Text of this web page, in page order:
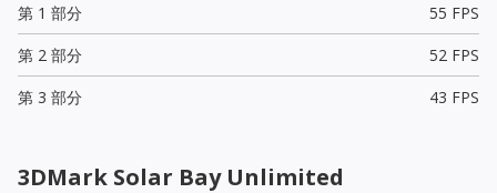
第 1 部分
55 FPS
第 2 部分
52 FPS
第 3 部分
43 FPS
3DMark Solar Bay Unlimited